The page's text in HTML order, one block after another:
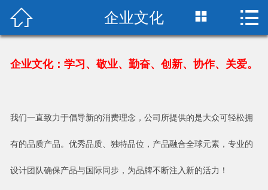
 首页
厂房设备
在线留言
 企业文化  
企业文化：学习、敬业、勤奋、创新、协作、关爱。
我们一直致力于倡导新的消费理念，公司所提供的是大众可轻松拥
有的品质产品。优秀品质、独特品位，产品融合全球元素，专业的
设计团队确保产品与国际同步，为品牌不断注入新的活力！